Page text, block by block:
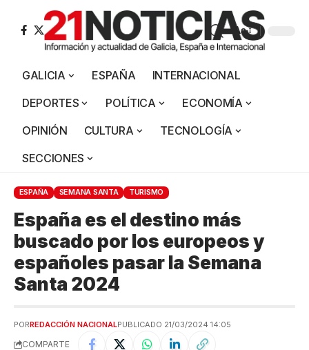
Aa
GALICIA ESPAÑA
INTERNACIONAL
DEPORTES
POLÍTICA
ECONOMÍA
OPINIÓN
CULTURA
TECNOLOGÍA
SECCIONES
ESPAÑA SEMANA SANTA TURISMO
España es el destino más
buscado por los europeos y
españoles pasar la Semana
Santa 2024
PORREDACCIÓN NACIONALPUBLICADO 21/03/2024 14:05
COMPARTE